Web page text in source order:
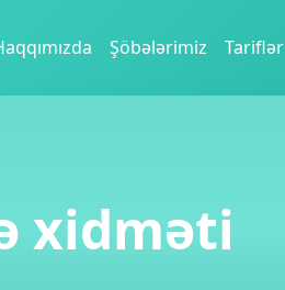
Şöbələrimiz Tariflər
xidməti